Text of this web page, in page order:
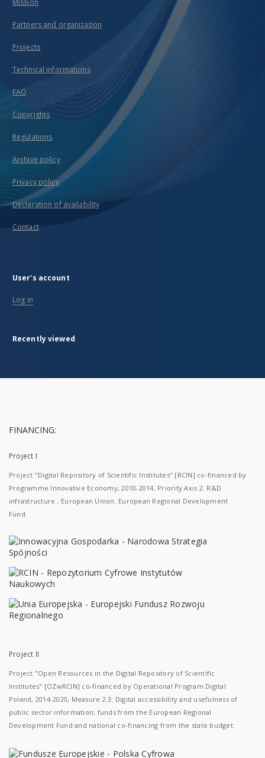
Mission
Partners and organization
Projects
Technical informations
FAQ
Copyrights
Regulations
Archive policy
Privacy policy
Declaration of availability
Contact
User's account
Log in
Recently viewed
FINANCING:
Project I
Project "Digital Repository of Scientific Institutes" [RCIN] co-financed by
Programme Innovative Economy, 2010-2014, Priority Axis 2. R&D
infrastructure ; European Union. European Regional Development
Fund.
Project II
Project "Open Resources in the Digital Repository of Scientific
Institutes" [OZwRCIN] co-financed by Operational Program Digital
Poland, 2014-2020, Measure 2.3: Digital accessibility and usefulness of
public sector information; funds from the European Regional
Development Fund and national co-financing from the state budget.